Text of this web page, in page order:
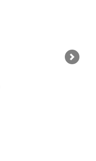
Next